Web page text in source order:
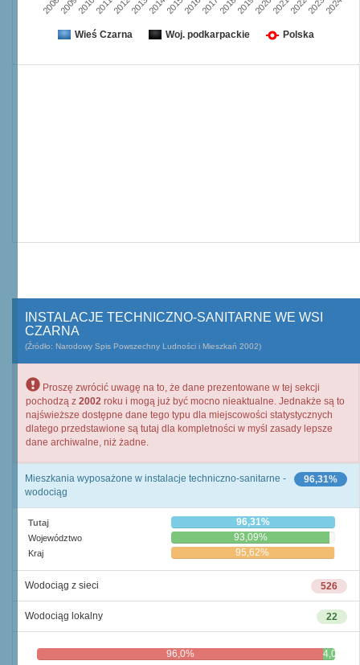
20082009201020112012201320142015201620172018201920202021202220232024
Wieś Czarna Woj. podkarpackie Polska
INSTALACJE TECHNICZNO-SANITARNE WE WSI
CZARNA
(Źródło: Narodowy Spis Powszechny Ludności i Mieszkań 2002)
Proszę zwrócić uwagę na to, że dane prezentowane w tej sekcji
pochodzą z 2002 roku i mogą już być mocno nieaktualne. Jednakże są to
najświeższe dostępne dane tego typu dla miejscowości statystycznych
dlatego przedstawione są tutaj dla kompletności w myśl zasady lepsze
dane archiwalne, niż żadne.
96,31%
Mieszkania wyposażone w instalacje techniczno-sanitarne -
wodociąg
Tutaj 96,31%
Województwo 93,09%
Kraj 95,62%
526
Wodociąg z sieci
22
Wodociąg lokalny
96,0% 4,0%